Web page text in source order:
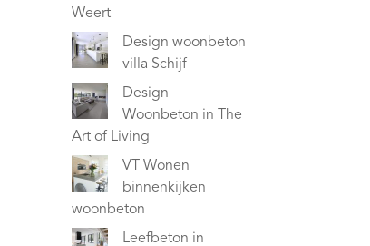
Weert
Design woonbeton
villa Schijf
Design
Woonbeton in The
Art of Living
VT Wonen
binnenkijken
woonbeton
Leefbeton in